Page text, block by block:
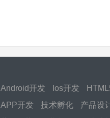
Android开发 Ios开发
APP开发 技术孵化 产品设